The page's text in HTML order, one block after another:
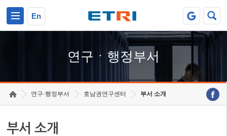
En
연구ㆍ행정부서
연구·행정부서 호남권연구센터 부서 소개
부서 소개